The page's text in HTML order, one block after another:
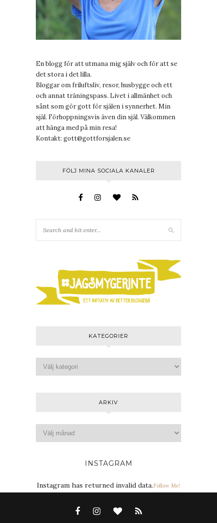
En blogg för att utmana mig själv och för att se
det stora i det lilla.
Bloggar om friluftsliv, resor, husbygge och ett
och annat träningspass. Livet i allmänhet och
sånt som gör gott för själen i synnerhet. Min
själ. Förhoppningsvis även din själ. Välkommen
att hänga med på min resa!
Kontakt: gott@gottforsjalen.se
FÖLJ MINA SOCIALA KANALER
KATEGORIER
ARKIV
INSTAGRAM
Instagram has returned invalid data.Follow Me!